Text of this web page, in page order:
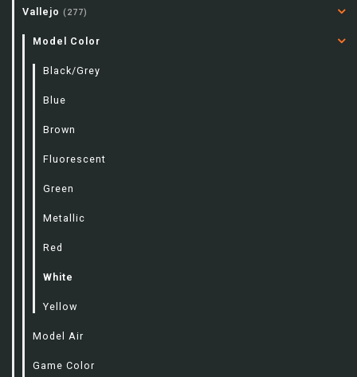
Vallejo (277)
Model Color
Black/Grey
Blue
Brown
Fluorescent
Green
Metallic
Red
White
Yellow
Model Air
Game Color